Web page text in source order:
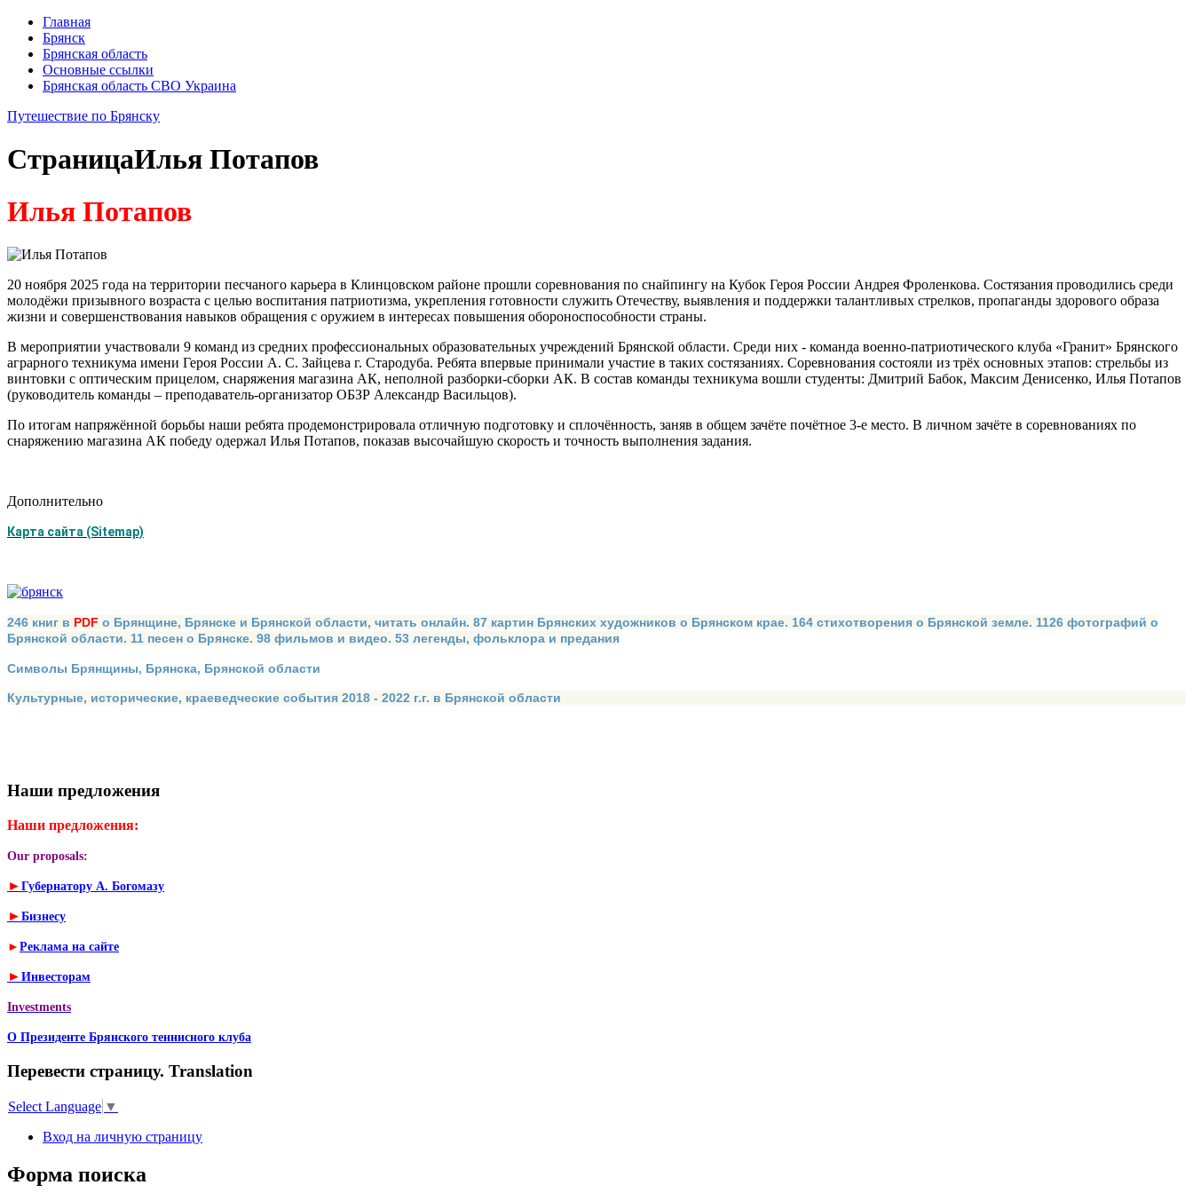
Главная
Брянск
Брянская область
Основные ссылки
Брянская область СВО Украина
Путешествие по Брянску
СтраницаИлья Потапов
Илья Потапов
20 ноября 2025 года на территории песчаного карьера в Клинцовском районе прошли соревнования по снайпингу на Кубок Героя России Андрея Фроленкова. Состязания проводились среди
молодёжи призывного возраста с целью воспитания патриотизма, укрепления готовности служить Отечеству, выявления и поддержки талантливых стрелков, пропаганды здорового образа
жизни и совершенствования навыков обращения с оружием в интересах повышения обороноспособности страны.
В мероприятии участвовали 9 команд из средних профессиональных образовательных учреждений Брянской области. Среди них - команда военно-патриотического клуба «Гранит» Брянского
аграрного техникума имени Героя России А. С. Зайцева г. Стародуба. Ребята впервые принимали участие в таких состязаниях. Соревнования состояли из трёх основных этапов: стрельбы из
винтовки с оптическим прицелом, снаряжения магазина АК, неполной разборки-сборки АК. В состав команды техникума вошли студенты: Дмитрий Бабок, Максим Денисенко, Илья Потапов
(руководитель команды – преподаватель-организатор ОБЗР Александр Васильцов).
По итогам напряжённой борьбы наши ребята продемонстрировала отличную подготовку и сплочённость, заняв в общем зачёте почётное 3‑е место. В личном зачёте в соревнованиях по
снаряжению магазина АК победу одержал Илья Потапов, показав высочайшую скорость и точность выполнения задания.
Дополнительно
Карта сайта (Sitemap)
246 книг в PDF о Брянщине, Брянске и Брянской области, читать онлайн. 87 картин Брянских художников о Брянском крае. 164 стихотворения о Брянской земле. 1126 фотографий о
Брянской области. 11 песен о Брянске. 98 фильмов и видео. 53 легенды, фольклора и предания
Символы Брянщины, Брянска, Брянской области
Культурные, исторические, краеведческие события 2018 - 2022 г.г. в Брянской области
Наши предложения
Наши предложения:
Our proposals:
► Губернатору А. Богомазу
► Бизнесу
► Реклама на сайте
► Инвесторам
Investments
О Президенте Брянского теннисного клуба
Перевести страницу. Translation
Select Language ▼
Вход на личную страницу
Форма поиска